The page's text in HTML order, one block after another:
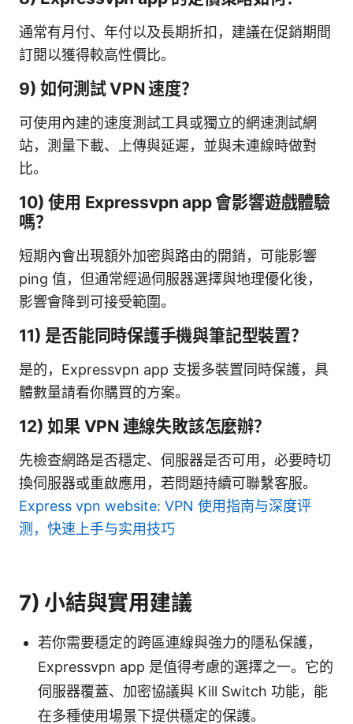
通常有月付、年付以及長期折扣，建議在促銷期間
訂閱以獲得較高性價比。
9) 如何測試 VPN 速度？
可使用內建的速度測試工具或獨立的網速測試網
站，測量下載、上傳與延遲，並與未連線時做對
比。
10) 使用 Expressvpn app 會影響遊戲體驗
嗎？
短期內會出現額外加密與路由的開銷，可能影響
ping 值，但通常經過伺服器選擇與地理優化後，
影響會降到可接受範圍。
11) 是否能同時保護手機與筆記型裝置？
是的，Expressvpn app 支援多裝置同時保護，具
體數量請看你購買的方案。
12) 如果 VPN 連線失敗該怎麼辦？
先檢查網路是否穩定、伺服器是否可用，必要時切
換伺服器或重啟應用，若問題持續可聯繫客服。
Express vpn website: VPN 使用指南与深度评
测，快速上手与实用技巧
7) 小結與實用建議
若你需要穩定的跨區連線與強力的隱私保護，
Expressvpn app 是值得考慮的選擇之一。它的
伺服器覆蓋、加密協議與 Kill Switch 功能，能
在多種使用場景下提供穩定的保護。